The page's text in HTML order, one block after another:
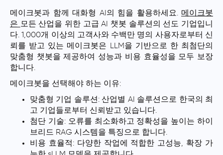
메이크봇과 함께 대화형 AI의 힘을 활용하세요. 메이크봇
은 모든 산업을 위한 고급 AI 챗봇 솔루션의 선도 기업입니
다. 1,000개 이상의 고객사와 수백만 명의 사용자로부터 신
뢰를 받고 있는 메이크봇은 LLM을 기반으로 한 최첨단의
맞춤형 챗봇을 제공하여 성능과 비용 효율성을 모두 보장
합니다.
메이크봇을 선택해야 하는 이유:
맞춤형 기업 솔루션: 산업별 AI 솔루션으로 한국의 최
고 기업들로부터 신뢰받고 있습니다.
첨단 기술: 오류를 최소화하고 정확성을 높이는 하이
브리드 RAG 시스템을 특징으로 합니다.
비용 효율적: 다양한 작업에 적합한 고성능, 확장 가